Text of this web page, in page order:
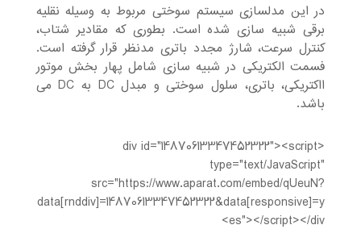
در این مدلسازی سیستم سوختی مربوط به وسیله نقلیه
برقی شبیه سازی شده است. بطوری که مقادیر شتاب،
کنترل سرعت، شارژ مجدد باتری مدنظر قرار گرفته است.
فسمت الکتریکی در شبیه سازی شامل پهار بخش موتور
ااکتریکی، باتری، سلول سوختی و مبدل DC به DC می
باشد.
<div id="14870613347452322"><script
type="text/JavaScript"
src="https://www.aparat.com/embed/qUeuN?
data[rnddiv]=14870613347452322&data[responsive]=y
es"></script></div>